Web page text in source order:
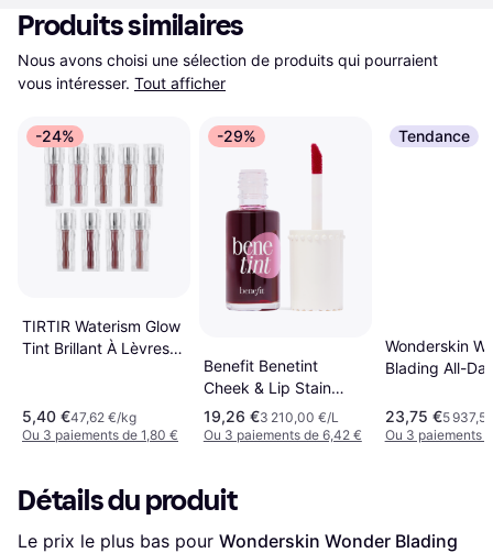
Produits similaires
Nous avons choisi une sélection de produits qui pourraient
vous intéresser. Tout afficher
-24%
TIRTIR Waterism Glow
Tint Brillant À Lèvres
5,40 €47,62 €/kg
Ou 3 paiements de 1,80 €
-29%
Benefit Benetint
Cheek & Lip Stain
Rose
19,26 €3 210,00 €/L
Ou 3 paiements de 6,42 €
Tendance
Wonderskin
Blading All-
23,75 €5
Ou 3 paiements
Détails du produit
Le prix le plus bas pour Wonderskin Wonder Blading